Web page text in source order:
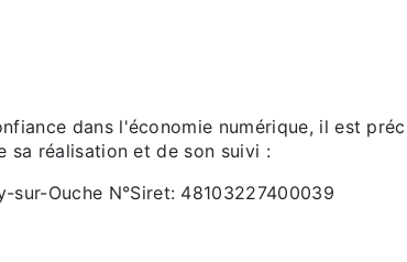
dans l'économie numérique, il est
sa réalisation et de son suivi :
sur-Ouche N°Siret: 48103227400039